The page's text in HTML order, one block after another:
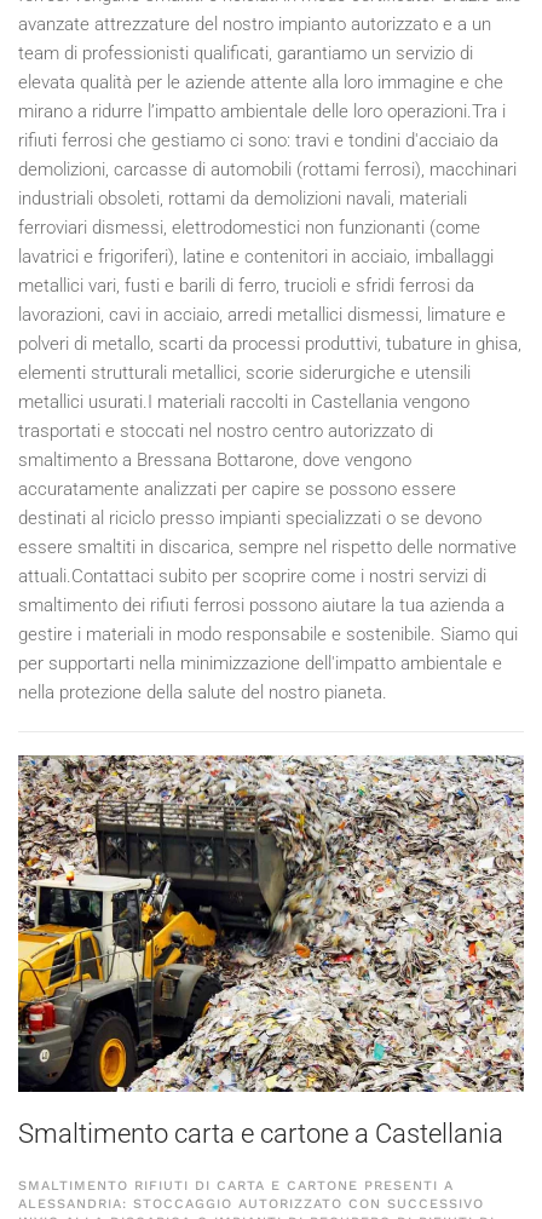
avanzate attrezzature del nostro impianto autorizzato e a un
team di professionisti qualificati, garantiamo un servizio di
elevata qualità per le aziende attente alla loro immagine e che
mirano a ridurre l’impatto ambientale delle loro operazioni.Tra i
rifiuti ferrosi che gestiamo ci sono: travi e tondini d'acciaio da
demolizioni, carcasse di automobili (rottami ferrosi), macchinari
industriali obsoleti, rottami da demolizioni navali, materiali
ferroviari dismessi, elettrodomestici non funzionanti (come
lavatrici e frigoriferi), latine e contenitori in acciaio, imballaggi
metallici vari, fusti e barili di ferro, trucioli e sfridi ferrosi da
lavorazioni, cavi in acciaio, arredi metallici dismessi, limature e
polveri di metallo, scarti da processi produttivi, tubature in ghisa,
elementi strutturali metallici, scorie siderurgiche e utensili
metallici usurati.I materiali raccolti in Castellania vengono
trasportati e stoccati nel nostro centro autorizzato di
smaltimento a Bressana Bottarone, dove vengono
accuratamente analizzati per capire se possono essere
destinati al riciclo presso impianti specializzati o se devono
essere smaltiti in discarica, sempre nel rispetto delle normative
attuali.Contattaci subito per scoprire come i nostri servizi di
smaltimento dei rifiuti ferrosi possono aiutare la tua azienda a
gestire i materiali in modo responsabile e sostenibile. Siamo qui
per supportarti nella minimizzazione dell'impatto ambientale e
nella protezione della salute del nostro pianeta.
Smaltimento carta e cartone a Castellania
SMALTIMENTO RIFIUTI DI CARTA E CARTONE PRESENTI A
ALESSANDRIA: STOCCAGGIO AUTORIZZATO CON SUCCESSIVO